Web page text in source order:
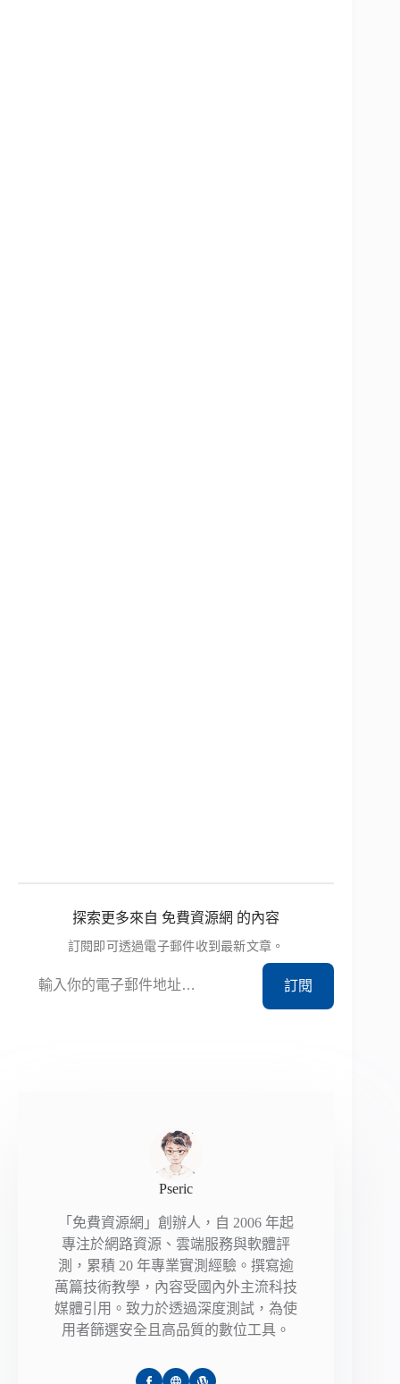
探索更多來自 免費資源網 的內容
訂閱即可透過電子郵件收到最新文章。
訂閱
Pseric
「免費資源網」創辦人，自 2006 年起
專注於網路資源、雲端服務與軟體評
測，累積 20 年專業實測經驗。撰寫逾
萬篇技術教學，內容受國內外主流科技
媒體引用。致力於透過深度測試，為使
用者篩選安全且高品質的數位工具。